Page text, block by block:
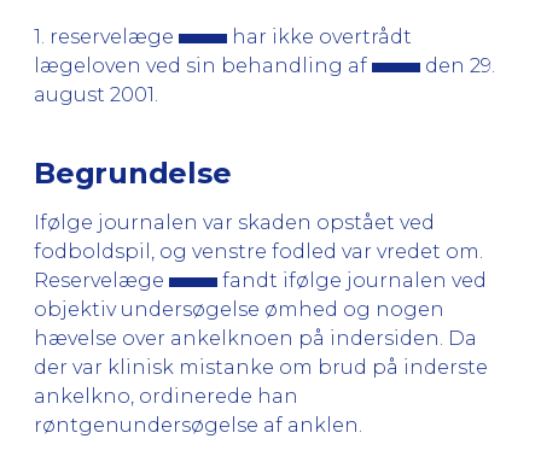
1. reservelæge
har ikke overtrådt
lægeloven ved sin behandling af
den 29.
august 2001.
Begrundelse
Ifølge journalen var skaden opstået ved
fodboldspil, og venstre fodled var vredet om.
Reservelæge
fandt ifølge journalen ved
objektiv undersøgelse ømhed og nogen
hævelse over ankelknoen på indersiden. Da
der var klinisk mistanke om brud på inderste
ankelkno, ordinerede han
røntgenundersøgelse af anklen.